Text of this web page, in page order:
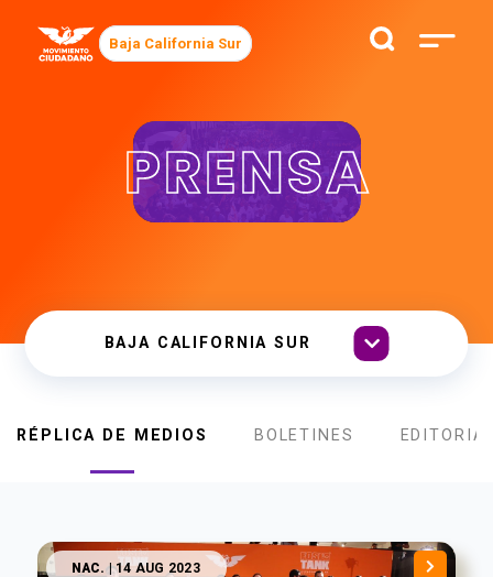
Baja California Sur
PRENSA
RÉPLICA DE MEDIOS BOLETINES
NAC.| 14 AUG 2023